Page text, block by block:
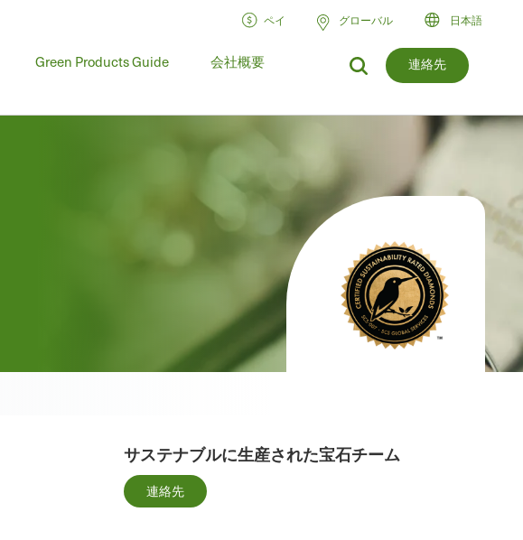
連絡先
Green Products Guide 会社概要
ペイ グローバル 日本語
サステナブルに生産された宝石チーム
連絡先